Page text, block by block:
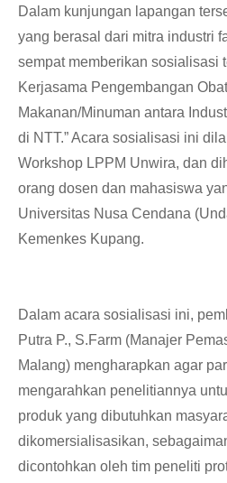
Dalam kunjungan lapangan
yang berasal dari mitra industri
sempat memberikan sosialisasi
Kerjasama Pengembangan
Makanan/Minuman antara
di NTT.” Acara sosialisasi ini
Workshop LPPM Unwira, dan
orang dosen dan mahasiswa
Universitas Nusa Cendana
Kemenkes Kupang.
Dalam acara sosialisasi ini,
Putra P., S.Farm (Manajer
Malang) mengharapkan agar
mengarahkan penelitiannya
produk yang dibutuhkan
dikomersialisasikan,
dicontohkan oleh tim peneliti